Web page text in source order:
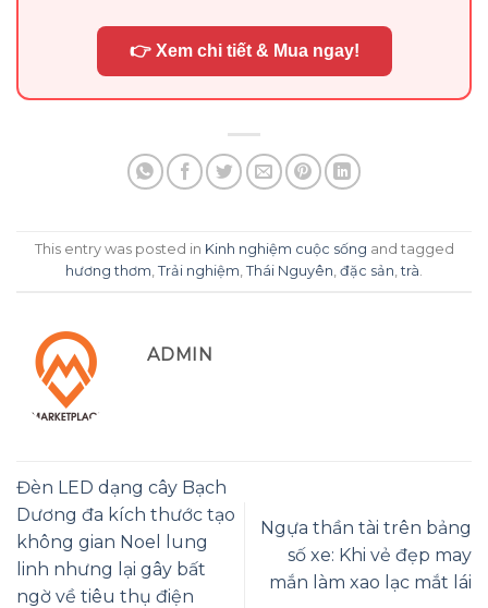
👉 Xem chi tiết & Mua ngay!
This entry was posted in Kinh nghiệm cuộc sống and tagged
hương thơm Trải nghiệm Thái Nguyên đặc sản ,trà
ADMIN
Đèn LED dạng cây Bạch
Dương đa kích thước tạo
không gian Noel lung
linh nhưng lại gây bất
ngờ về tiêu thụ điện
Ngựa thần tài trên bảng
số xe: Khi vẻ đẹp may
mắn làm xao lạc mắt lái